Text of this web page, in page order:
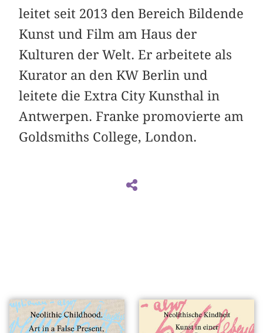
leitet seit 2013 den Bereich Bildende
Kunst und Film am Haus der
Kulturen der Welt. Er arbeitete als
Kurator an den KW Berlin und
leitete die Extra City Kunsthal in
Antwerpen. Franke promovierte am
Goldsmiths College, London.